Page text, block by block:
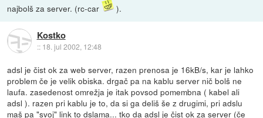
najbolš za server. (rc-car
).
Kostko
:: 18. jul 2002, 12:48
adsl je čist ok za web server, razen prenosa je 16kB/s, kar je lahko
problem če je velik obiska. drgač pa na kablu server nič bolš ne
laufa. zasedenost omrežja je itak povsod pomembna ( kabel ali
adsl ). razen pri kablu je to, da si ga deliš še z drugimi, pri adslu
maš pa "svoj" link to dslama... tko da adsl je čist ok za server (če